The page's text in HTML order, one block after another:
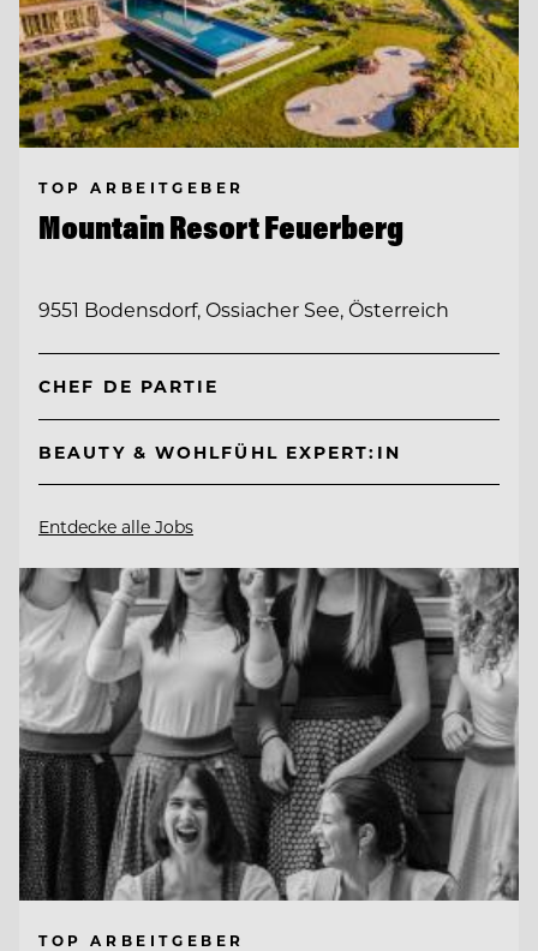
TOP ARBEITGEBER
Mountain Resort Feuerberg
9551 Bodensdorf, Ossiacher See, Österreich
CHEF DE PARTIE
BEAUTY & WOHLFÜHL EXPERT:IN
Entdecke alle Jobs
TOP ARBEITGEBER